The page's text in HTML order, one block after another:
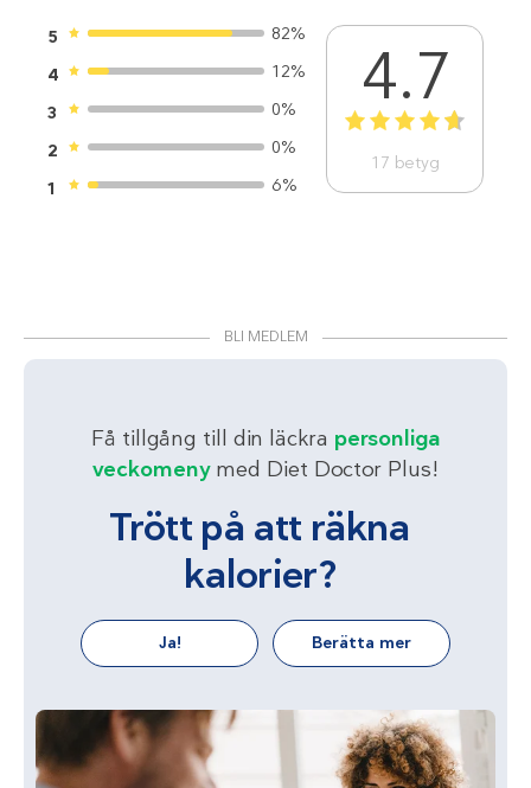
5
82%
4
12%
3
0%
2
0%
1
6%
4.7
1 2 3 4 5
17 betyg
BLI MEDLEM
Få tillgång till din läckra personliga
veckomenymed Diet Doctor Plus!
Trött på att räkna
kalorier?
Ja! Berätta mer